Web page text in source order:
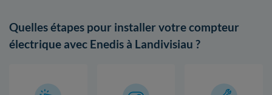
Quelles étapes pour installer votre compteur
électrique avec Enedis à Landivisiau ?